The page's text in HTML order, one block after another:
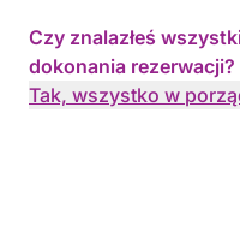
Czy znalazłeś
dokonania rezerwacji?
Tak, wszystko w